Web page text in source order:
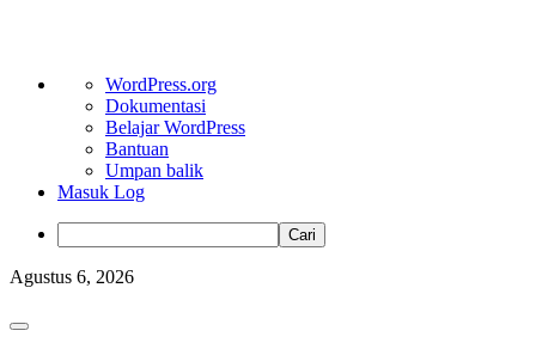
Tentang
WordPress
WordPress.org
Dokumentasi
Belajar WordPress
Bantuan
Umpan balik
Masuk Log
Cari
Skip
content
Agustus 6, 2026
Primary